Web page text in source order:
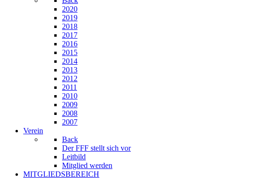
2020
2019
2018
2017
2016
2015
2014
2013
2012
2011
2010
2009
2008
2007
Verein
Back
Der FFF stellt sich vor
Leitbild
Mitglied werden
MITGLIEDSBEREICH